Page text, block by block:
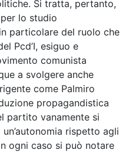
Si tratta, pertanto,
lo studio
particolare del ruolo che
Pcd’I, esiguo e
comunista
a svolgere anche
come Palmiro
propagandistica
partito vanamente si
rispetto agli
ogni caso si può notare